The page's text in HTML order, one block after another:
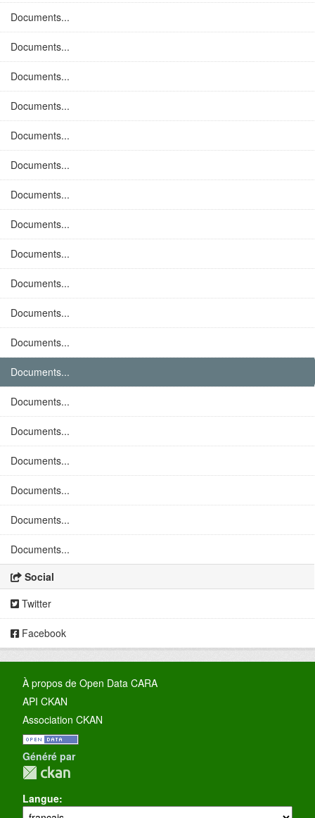
Documents...
Documents...
Documents...
Documents...
Documents...
Documents...
Documents...
Documents...
Documents...
Documents...
Documents...
Documents...
Documents...
Documents...
Documents...
Documents...
Documents...
Documents...
Documents...
Social
Twitter
Facebook
À propos de Open Data CARA
API CKAN
Association CKAN
Généré par
Langue